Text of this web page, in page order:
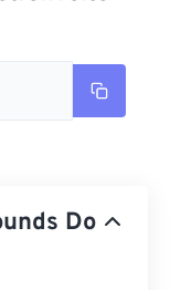
Do